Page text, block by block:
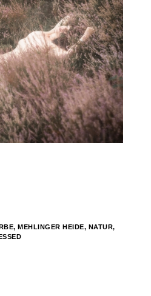
,MEHLINGER HEIDE, NATUR,